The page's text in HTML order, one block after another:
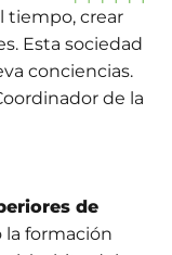
tiempo, crear
Esta sociedad
conciencias.
de la
de
formación